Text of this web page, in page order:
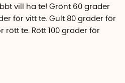
vill ha te! Grönt 60 grader
för vitt te. Gult 80 grader för
rött te. Rött 100 grader för